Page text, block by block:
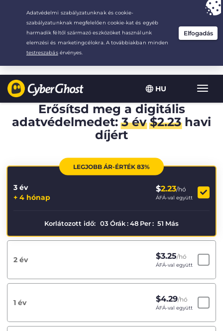
HU
Your choice:The Best Dealfor 3.3333333333333-years at $
/month
Erősítsd meg a digitális
adatvédelmedet:3 év $2.23havi
díjért
LEGJOBB ÁR-ÉRTÉK 83%
3 év
+ 4 hónap
$2.23/hó
ÁFÁ-val együtt
Korlátozott idő: 03 Órák:48 Per: 51 Más
2 év $3.25/hó
ÁFÁ-val együtt
1 év $4.29/hó
ÁFÁ-val együtt